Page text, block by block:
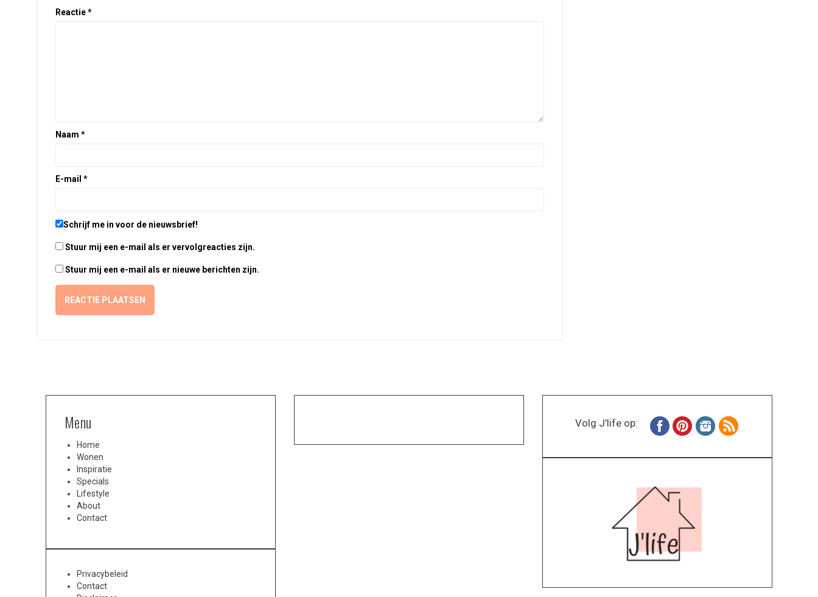
Reactie*
Naam *
E-mail *
Schrijf me in voor de nieuwsbrief!
Stuur mij een e-mail als er vervolgreacties zijn.
Stuur mij een e-mail als er nieuwe berichten zijn.
Menu
Home
Wonen
Inspiratie
Specials
Lifestyle
About
Contact
Privacybeleid
Contact
Volg J'life op: